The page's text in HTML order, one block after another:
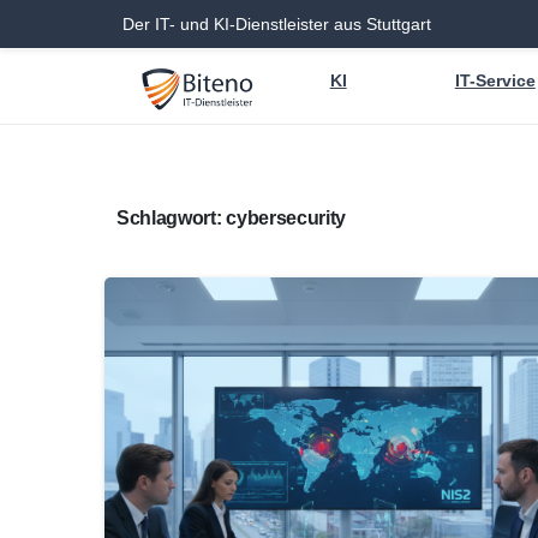
Der IT- und KI-Dienstleister aus Stuttgart
KI IT-Service
Schlagwort:cybersecurity